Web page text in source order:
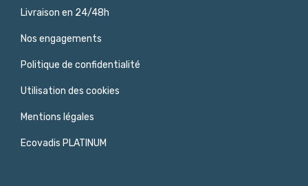
Livraison en 24/48h
Nos engagements
Politique de confidentialité
Utilisation des cookies
Mentions légales
Ecovadis PLATINUM